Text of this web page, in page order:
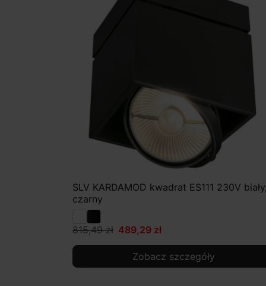
SLV KARDAMOD kwadrat ES111 230V
czarny
815,49 zł 489,29 zł
Zobacz szczegóły